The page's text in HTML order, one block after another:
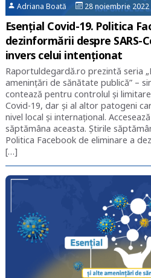
Adriana Boată 28 noiembrie
Esențial Covid-19. Politica
dezinformării despre SARS-
invers celui intenționat
Raportuldegardă.ro prezintă seria
amenințări de sănătate publică” –
contează pentru controlul și
Covid-19, dar și al altor patogeni
nivel local și internațional.
săptămâna aceasta. Știrile
Politica Facebook de eliminare a
[…]